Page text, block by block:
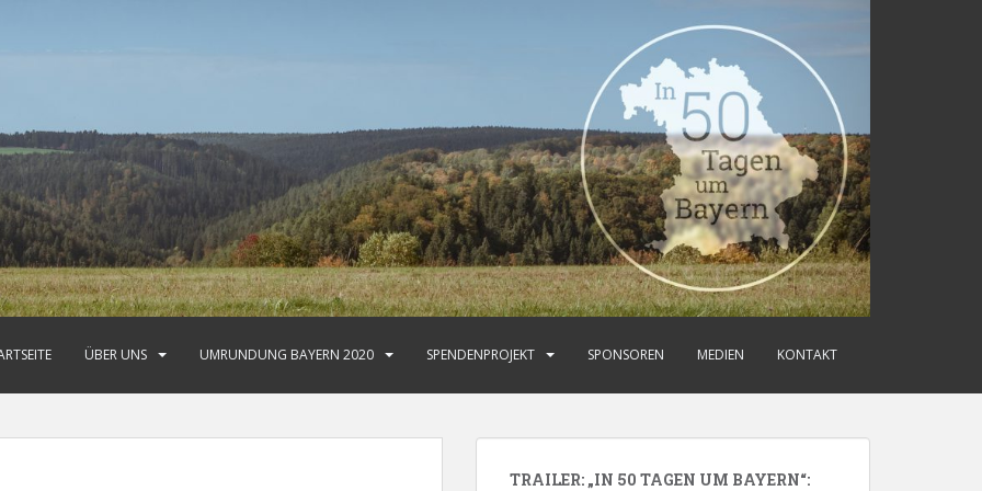
ÜBER UNS UMRUNDUNG BAYERN 2020 SPENDENPROJEKT SPONSOREN MEDIEN KONTAKT
TRAILER: „IN 50 TAGEN UM BAYERN“: